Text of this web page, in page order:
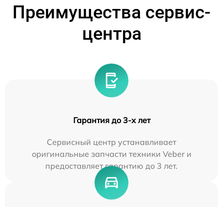
Преимущества сервис-
центра
Гарантия до 3-х лет
Сервисный центр устанавливает
оригинальные запчасти техники Veber и
предоставляет гарантию до 3 лет.